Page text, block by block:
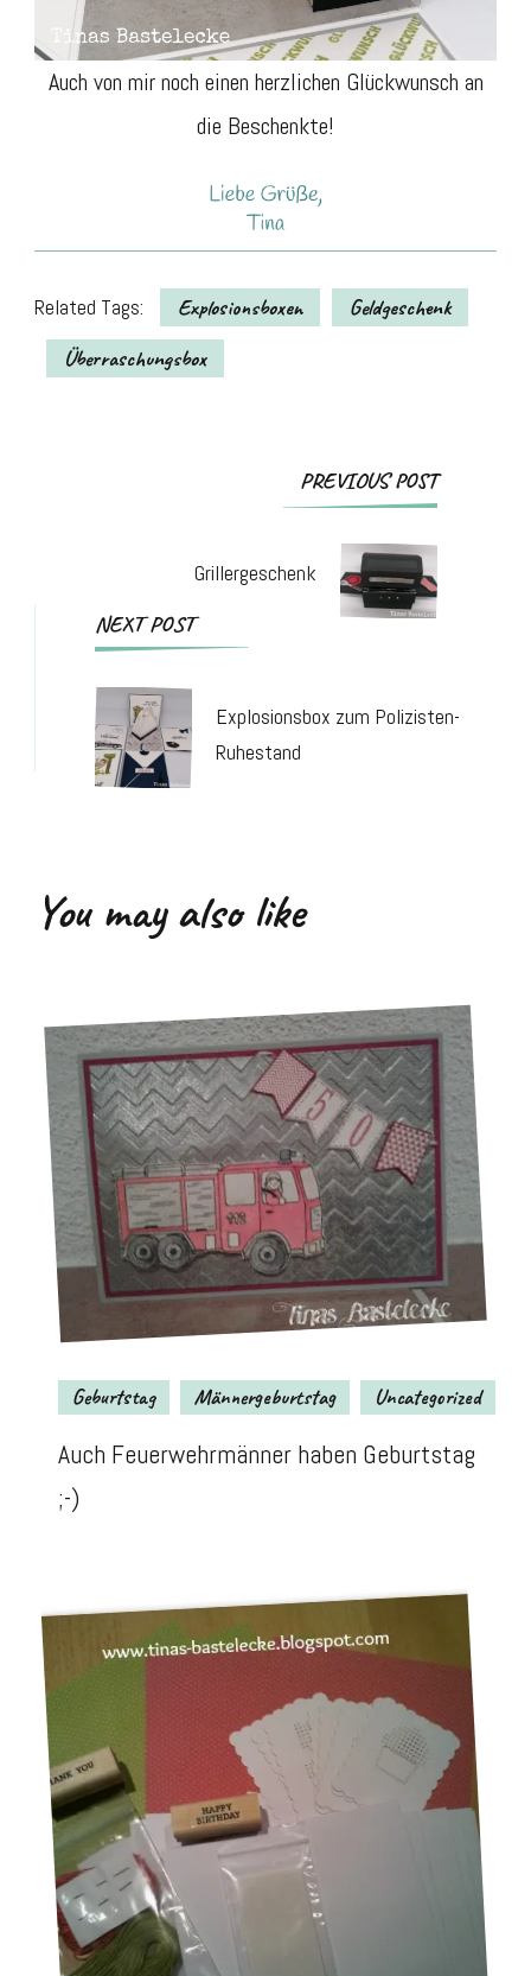
Auch von mir noch einen herzlichen Glückwunsch an
die Beschenkte!
Related Tags: Explosionsboxen
Geldgeschenk
Überraschungsbox
PostPREVIOUS POST
Grillergeschenk
NEXT POST
Explosionsbox zum Polizisten-
Ruhestand
You may also like
Geburtstag Männergeburtstag Uncategorized
Auch Feuerwehrmänner haben Geburtstag
;-)